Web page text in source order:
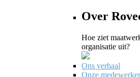
Over
Hoe ziet
organisatie uit?
Ons verhaal
Onze